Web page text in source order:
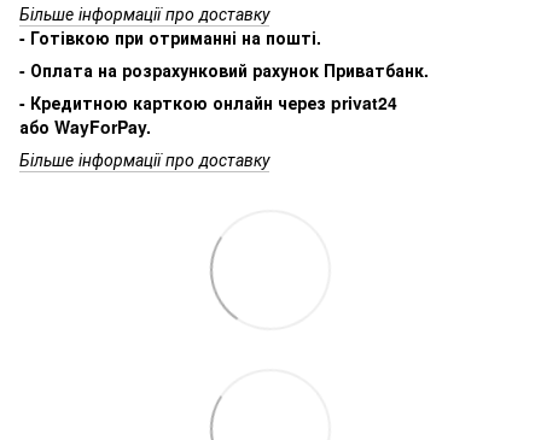
Більше інформації про доставку
- Готівкою при отриманні на пошті.
- Оплата на розрахунковий рахунок Приватбанк.
- Кредитною карткою онлайн через privat24
або WayForPay.
Більше інформації про доставку